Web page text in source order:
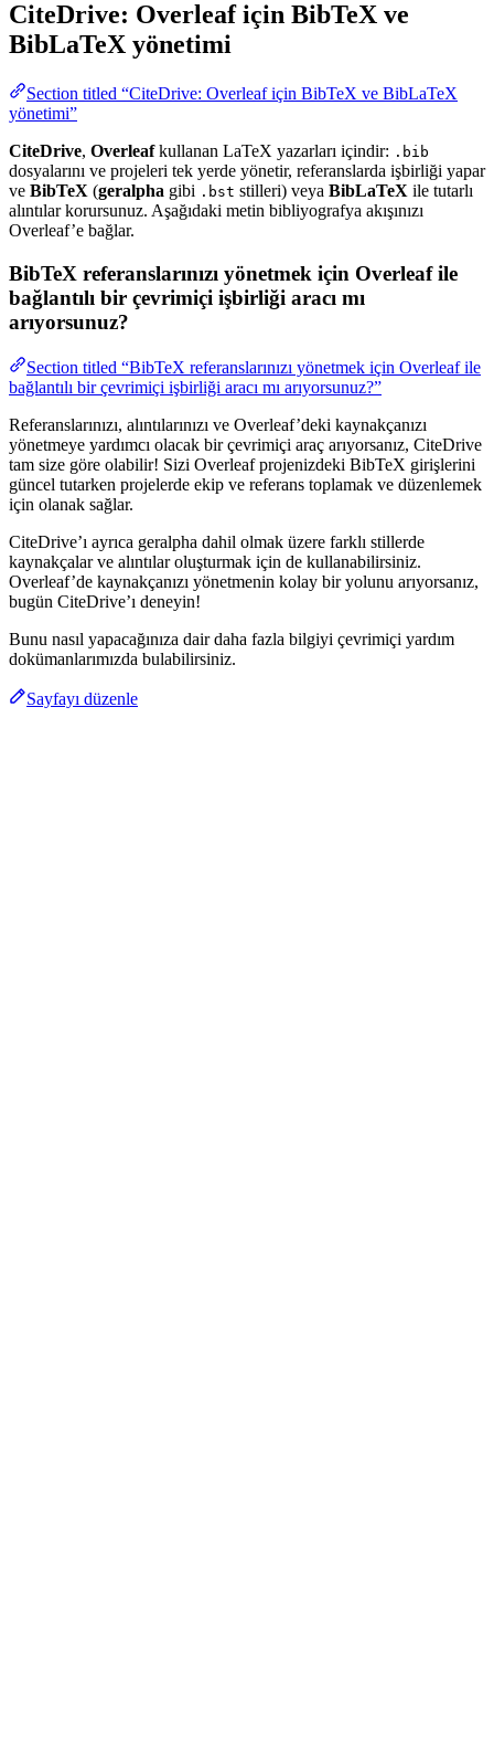
CiteDrive: Overleaf için BibTeX ve
BibLaTeX yönetimi
Section titled “CiteDrive: Overleaf için BibTeX ve BibLaTeX
yönetimi”
CiteDrive, Overleafkullanan LaTeX yazarları içindir: .bib
dosyalarını ve projeleri tek yerde yönetir, referanslarda işbirliği yapar
ve BibTeX (geralpha gibi .bst stilleri) veya BibLaTeX ile tutarlı
alıntılar korursunuz. Aşağıdaki metin bibliyografya akışınızı
Overleaf’e bağlar.
BibTeX referanslarınızı yönetmek için Overleaf ile
bağlantılı bir çevrimiçi işbirliği aracı mı
arıyorsunuz?
Section titled “BibTeX referanslarınızı yönetmek için Overleaf ile
bağlantılı bir çevrimiçi işbirliği aracı mı arıyorsunuz?”
Referanslarınızı, alıntılarınızı ve Overleaf’deki kaynakçanızı
yönetmeye yardımcı olacak bir çevrimiçi araç arıyorsanız, CiteDrive
tam size göre olabilir! Sizi Overleaf projenizdeki BibTeX girişlerini
güncel tutarken projelerde ekip ve referans toplamak ve düzenlemek
için olanak sağlar.
CiteDrive’ı ayrıca geralpha dahil olmak üzere farklı stillerde
kaynakçalar ve alıntılar oluşturmak için de kullanabilirsiniz.
Overleaf’de kaynakçanızı yönetmenin kolay bir yolunu arıyorsanız,
bugün CiteDrive’ı deneyin!
Bunu nasıl yapacağınıza dair daha fazla bilgiyi çevrimiçi yardım
dokümanlarımızda bulabilirsiniz.
Sayfayı düzenle